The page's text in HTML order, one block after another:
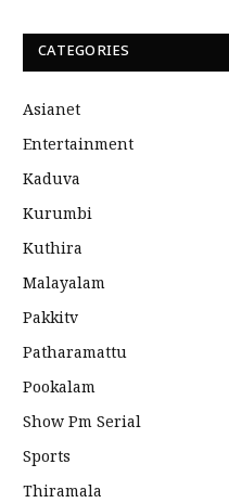
CATEGORIES
Asianet
Entertainment
Kaduva
Kurumbi
Kuthira
Malayalam
Pakkitv
Patharamattu
Pookalam
Show Pm Serial
Sports
Thiramala